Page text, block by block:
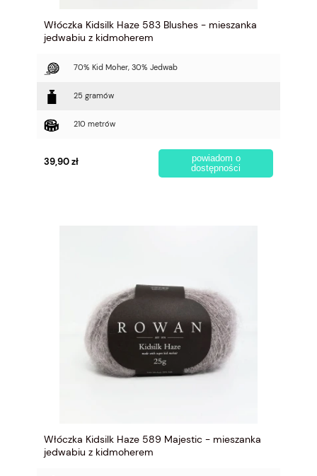
Włóczka Kidsilk Haze 583 Blushes - mieszanka
jedwabiu z kidmoherem
70% Kid Moher, 30% Jedwab
25 gramów
210 metrów
39,90 zł
powiadom o
dostępności
Włóczka Kidsilk Haze 589 Majestic - mieszanka
jedwabiu z kidmoherem